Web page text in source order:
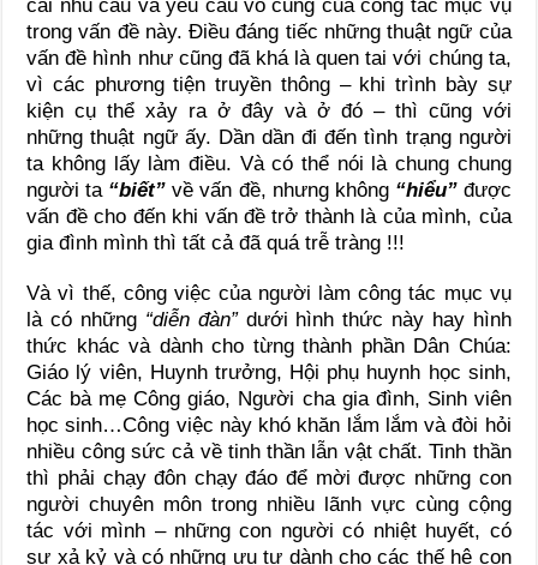
cái nhu cầu và yêu cầu vô cùng của công tác mục vụ
trong vấn đề này. Điều đáng tiếc những thuật ngữ của
vấn đề hình như cũng đã khá là quen tai với chúng ta,
vì các phương tiện truyền thông – khi trình bày sự
kiện cụ thể xảy ra ở đây và ở đó – thì cũng với
những thuật ngữ ấy. Dần dần đi đến tình trạng người
ta không lấy làm điều. Và có thể nói là chung chung
người ta “biết” về vấn đề, nhưng không “hiểu”được
vấn đề cho đến khi vấn đề trở thành là của mình, của
gia đình mình thì tất cả đã quá trễ tràng !!!
Và vì thế, công việc của người làm công tác mục vụ
là có những “diễn đàn” dưới hình thức này hay hình
thức khác và dành cho từng thành phần Dân Chúa:
Giáo lý viên, Huynh trưởng, Hội phụ huynh học sinh,
Các bà mẹ Công giáo, Người cha gia đình, Sinh viên
học sinh…Công việc này khó khăn lắm lắm và đòi hỏi
nhiều công sức cả về tinh thần lẫn vật chất. Tinh thần
thì phải chạy đôn chạy đáo để mời được những con
người chuyên môn trong nhiều lãnh vực cùng cộng
tác với mình – những con người có nhiệt huyết, có
sự xả kỷ và có những ưu tư dành cho các thế hệ con